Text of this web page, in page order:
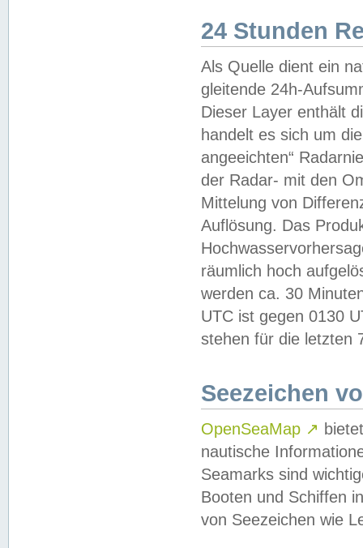
24 Stunden
Als Quelle dient ein
gleitende 24h-
Dieser Layer enthält
handelt es sich um
angeeichten“
der Radar- mit den
Mittelung von
Auflösung. Das
räumlich hoch
werden ca. 30
UTC ist gegen 0130
stehen für die letzten
Seezeichen
OpenSeaMap ↗
nautische
Seamarks sind
Booten und Schiffen
von Seezeichen wie